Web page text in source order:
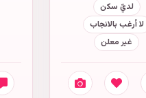
لديّ سكن
لا أرغب بالانجاب
غير معلن